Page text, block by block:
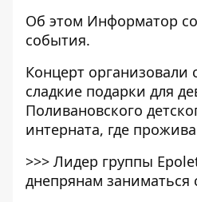
Об этом Информатор
события.
Концерт организовали
сладкие подарки для
Поливановского
интерната, где
>>> Лидер группы
днепрянам заниматься